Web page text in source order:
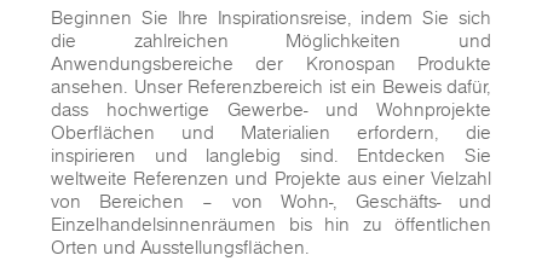
Beginnen Sie Ihre Inspirationsreise, indem Sie sich
die zahlreichen Möglichkeiten und
Anwendungsbereiche der Kronospan Produkte
ansehen. Unser Referenzbereich ist ein Beweis dafür,
dass hochwertige Gewerbe- und Wohnprojekte
Oberflächen und Materialien erfordern, die
inspirieren und langlebig sind. Entdecken Sie
weltweite Referenzen und Projekte aus einer Vielzahl
von Bereichen – von Wohn-, Geschäfts- und
Einzelhandelsinnenräumen bis hin zu öffentlichen
Orten und Ausstellungsflächen.